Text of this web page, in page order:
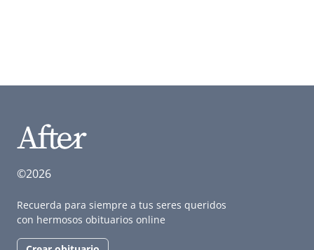
©2026
Recuerda para siempre a tus seres queridos
con hermosos obituarios online